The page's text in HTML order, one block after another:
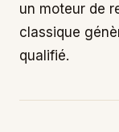
un moteur de
classique
qualifié.